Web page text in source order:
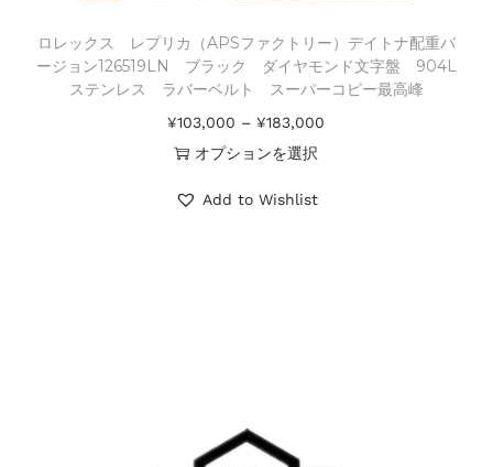
ロレックス レプリカ（APSファクトリー）デイトナ配重バ
ージョン126519LN ブラック ダイヤモンド文字盤 904L
ステンレス ラバーベルト スーパーコピー最高峰
¥103,000 –¥183,000
オプションを選択
Add to Wishlist